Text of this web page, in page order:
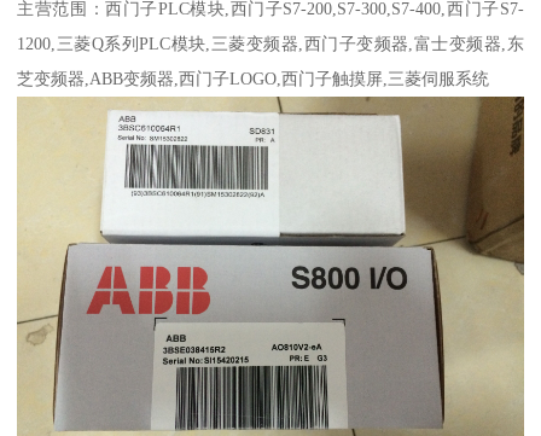
主营范围：西门子PLC模块,西门子S7-200,S7-300,S7-400,西门子S7-
1200,三菱Q系列PLC模块,三菱变频器,西门子变频器,富士变频器,东
芝变频器,ABB变频器,西门子LOGO,西门子触摸屏,三菱伺服系统